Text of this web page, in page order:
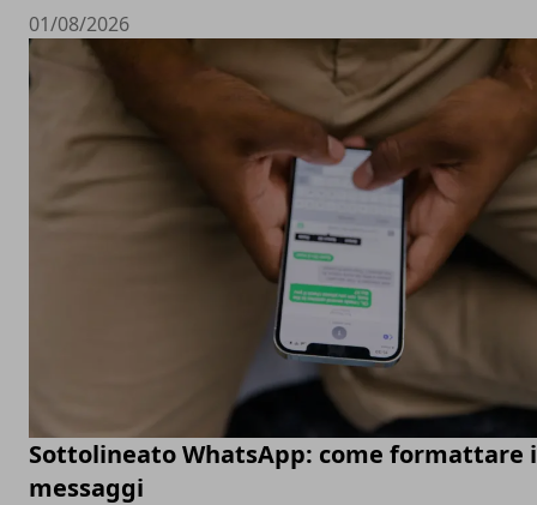
01/08/2026
Sottolineato WhatsApp: come formattare i
messaggi